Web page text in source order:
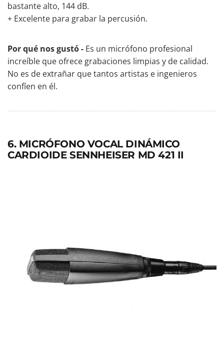
bastante alto, 144 dB.
+ Excelente para grabar la percusión.
Por qué nos gustó - Es un micrófono profesional
increíble que ofrece grabaciones limpias y de calidad.
No es de extrañar que tantos artistas e ingenieros
confíen en él.
6. MICRÓFONO VOCAL DINÁMICO
CARDIOIDE SENNHEISER MD 421 II